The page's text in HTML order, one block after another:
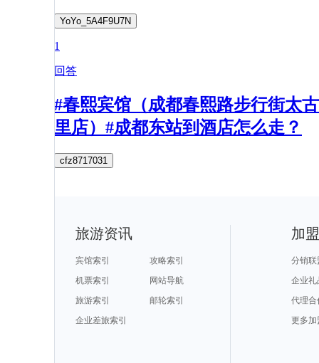
YoYo_5A4F9U7N
1
回答
#春熙宾馆（成都春熙路步行街太古
里店）#成都东站到酒店怎么走？
cfz8717031
旅游资讯
宾馆索引
攻略索引
机票索引
网站导航
旅游索引
邮轮索引
企业差旅索引
加
分销联
企业礼
代理合
更多加